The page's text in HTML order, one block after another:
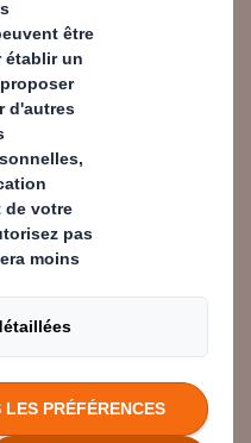
et
avait le
dans la
ou d'une
agréablement
de
belle